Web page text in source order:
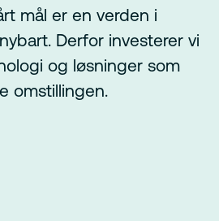
mål er en verden i
Derfor investerer vi
og løsninger som
omstillingen.